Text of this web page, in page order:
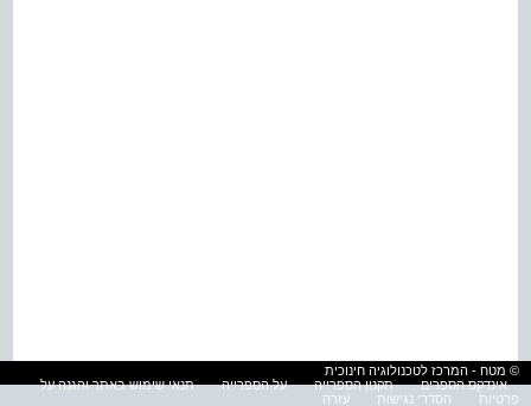
© מטח - המרכז לטכנולוגיה חינוכית
אינדקס הספרים
תקנון הספרייה על הספרייה
תנאי שימוש באתר והגנה על
פרטיות
הסדרי נגישות עזרה